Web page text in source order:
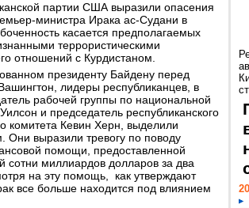
партии США выразили опасения
министра Ирака ас-Судани в
касается предполагаемых
террористическими
отношений с Курдистаном.
президенту Байдену перед
лидеры республиканцев, в
рабочей группы по национальной
и председатель республиканского
комитета Кевин Херн, выделили
Они выразили тревогу по поводу
помощи, предоставленной
сотни миллиардов долларов за два
на эту помощь, как утверждают
все больше находится под влиянием